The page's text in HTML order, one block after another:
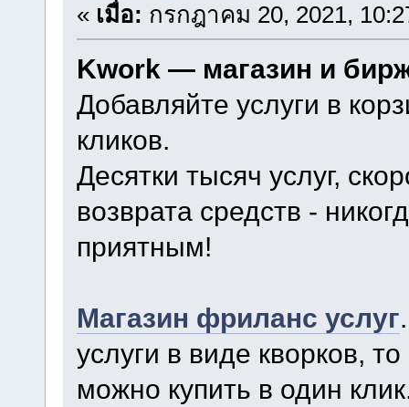
« เมื่อ: กรกฎาคม 20, 2021,
Kwork — магазин и
Добавляйте услуги в
кликов.
Десятки тысяч услуг,
возврата средств -
приятным!
Магазин фриланс услуг
услуги в виде кворков,
можно купить в один